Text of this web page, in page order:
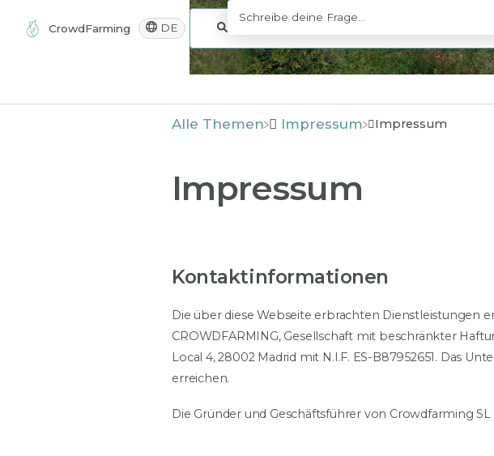
CrowdFarming DE
Alle Themen ​Impressum Impressum
Impressum
Kontaktinformationen
Die über diese Webseite erbrachten Dienstleistungen
CROWDFARMING, Gesellschaft mit beschränkter
Local 4, 28002 Madrid mit N.I.F. ES-B87952651. Das
erreichen.
Die Gründer und Geschäftsführer von Crowdfarming